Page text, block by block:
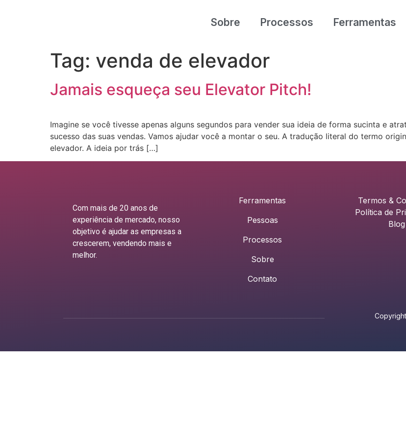
Sobre Processos Ferramentas
Tag: venda de elevador
Jamais esqueça seu Elevator Pitch!
Imagine se você tivesse apenas alguns segundos para vender sua ideia de forma sucinta e
sucesso das suas vendas. Vamos ajudar você a montar o seu. A tradução literal do termo
elevador. A ideia por trás […]
Com mais de 20 anos de
experiência de mercado, nosso
objetivo é ajudar as empresas a
crescerem, vendendo mais e
melhor.
Ferramentas
Pessoas
Processos
Sobre
Contato
Termos &
Política de
Blog